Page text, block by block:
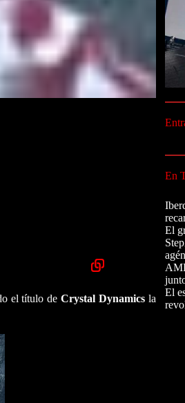
el título deCrystal Dynamics la
En
El
El